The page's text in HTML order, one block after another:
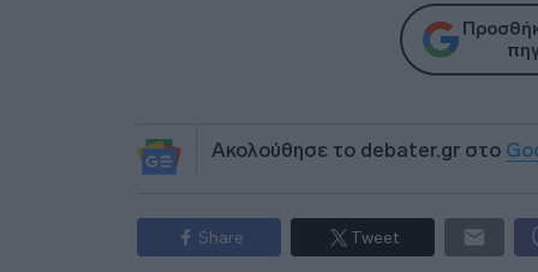
Ακολούθησε το debater.gr στο
Share Tweet